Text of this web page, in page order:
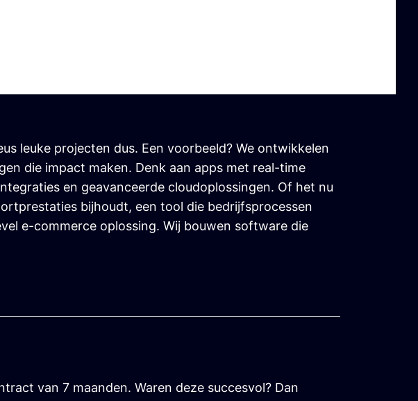
leuke projecten dus. Een voorbeeld? We ontwikkelen
die impact maken. Denk aan apps met real-time
en geavanceerde cloudoplossingen. Of het nu
bijhoudt, een tool die bedrijfsprocessen
e-commerce oplossing. Wij bouwen software die
van 7 maanden. Waren deze succesvol? Dan